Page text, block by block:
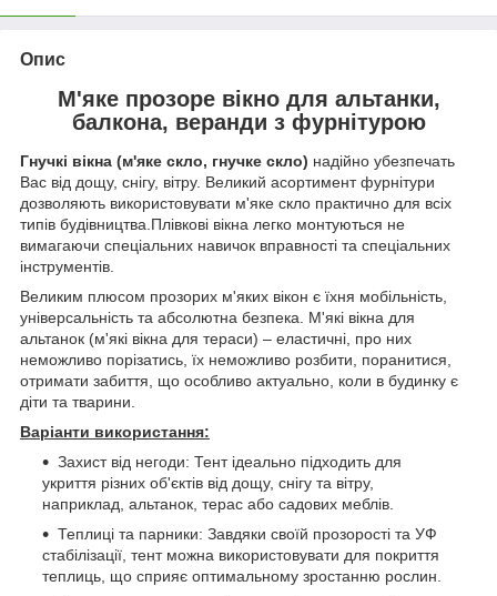
Опис
М'яке прозоре вікно для альтанки,
балкона, веранди з фурнітурою
Гнучкі вікна (м'яке скло, гнучке скло) надійно убезпечать
Вас від дощу, снігу, вітру. Великий асортимент фурнітури
дозволяють використовувати м'яке скло практично для всіх
типів будівництва.Плівкові вікна легко монтуються не
вимагаючи спеціальних навичок вправності та спеціальних
інструментів.
Великим плюсом прозорих м'яких вікон є їхня мобільність,
універсальність та абсолютна безпека. М'які вікна для
альтанок (м'які вікна для тераси) – еластичні, про них
неможливо порізатись, їх неможливо розбити, поранитися,
отримати забиття, що особливо актуально, коли в будинку є
діти та тварини.
Варіанти використання:
Захист від негоди: Тент ідеально підходить для
укриття різних об'єктів від дощу, снігу та вітру,
наприклад, альтанок, терас або садових меблів.
Теплиці та парники: Завдяки своїй прозорості та УФ
стабілізації, тент можна використовувати для покриття
теплиць, що сприяє оптимальному зростанню рослин.